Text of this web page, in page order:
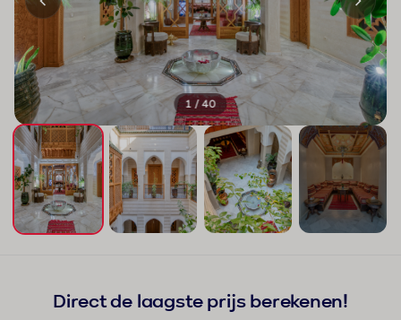
1 / 40
Direct de laagste prijs berekenen!